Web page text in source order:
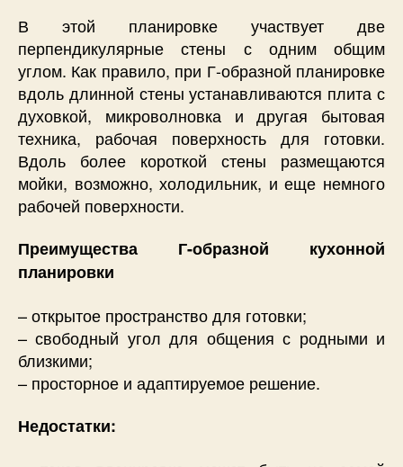
В этой планировке участвует две
перпендикулярные стены с одним общим
углом. Как правило, при Г-образной планировке
вдоль длинной стены устанавливаются плита с
духовкой, микроволновка и другая бытовая
техника, рабочая поверхность для готовки.
Вдоль более короткой стены размещаются
мойки, возможно, холодильник, и еще немного
рабочей поверхности.
Преимущества Г-образной кухонной
планировки
– открытое пространство для готовки;
– свободный угол для общения с родными и
близкими;
– просторное и адаптируемое решение.
Недостатки: